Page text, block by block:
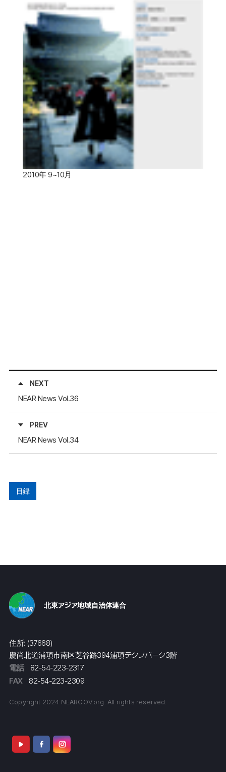
2010年 9~10月
NEXT
NEAR News Vol.36
PREV
NEAR News Vol.34
目録
北東アジア地域自治体連合
住所: (37668)
慶尚北道浦項市南区芝谷路394浦項テクノパーク3階
電話
82-54-223-2317
FAX
82-54-223-2309
Copyright 2024 NEARGOV.org. All rights reserved.